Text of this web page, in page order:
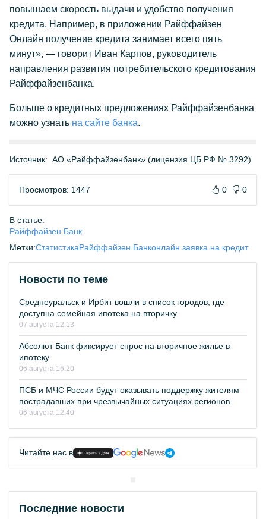
повышаем скорость выдачи и удобство получения
кредита. Например, в приложении Райффайзен
Онлайн получение кредита занимает всего пять
минут», — говорит Иван Карпов, руководитель
направления развития потребительского кредитования
Райффайзенбанка.
Больше о кредитных предложениях Райффайзенбанка
можно узнать на сайте банка.
Источник: АО «Райффайзенбанк» (лицензия ЦБ РФ № 3292)
Просмотров: 1447 0 0
В статье:
Райффайзен Банк
Метки:СтатистикаРайффайзен Банконлайн заявка на кредит
Новости по теме
Среднеуральск и Ирбит вошли в список городов, где
доступна семейная ипотека на вторичку
07 августа 12:13
Абсолют Банк фиксирует спрос на вторичное жилье в
ипотеку
06 августа 16:20
ПСБ и МЧС России будут оказывать поддержку жителям
пострадавших при чрезвычайных ситуациях регионов
06 августа 12:40
Читайте нас в
Последние новости